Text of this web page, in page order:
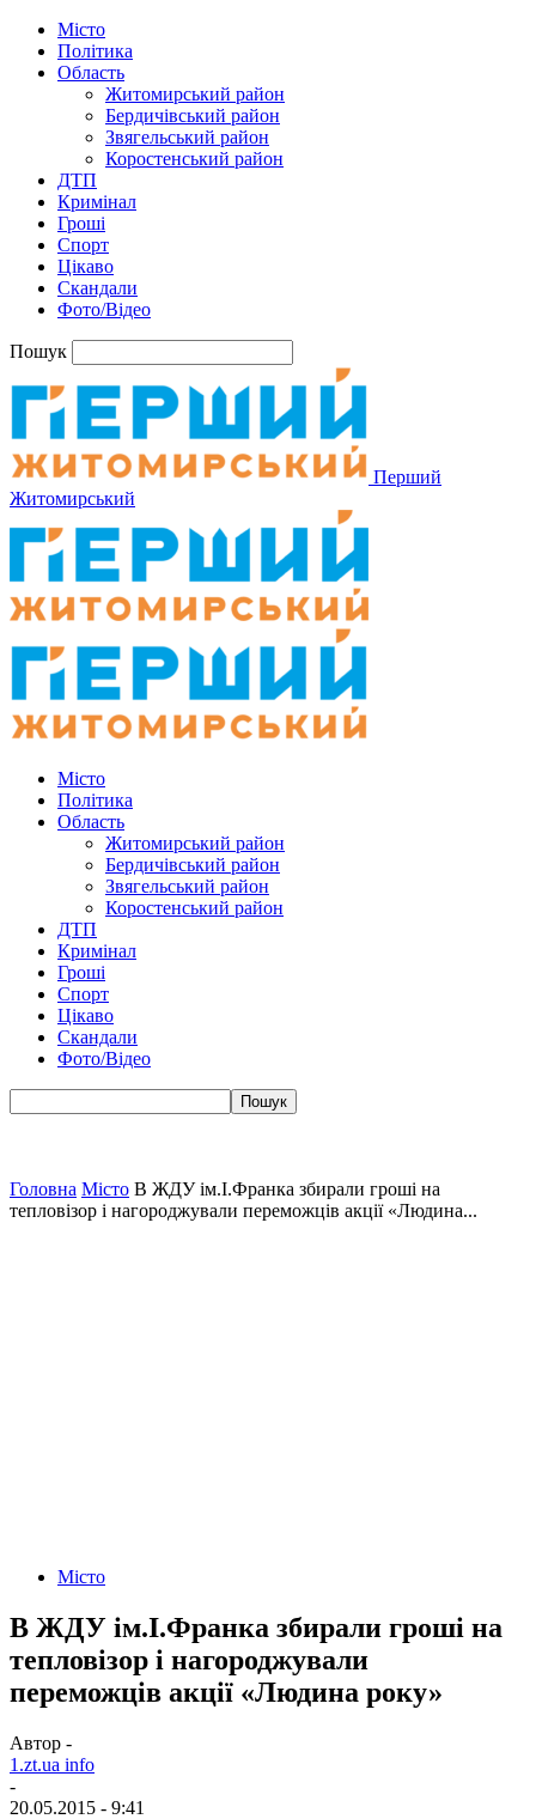
Місто
Політика
Область
Житомирський район
Бердичівський район
Звягельський район
Коростенський район
ДТП
Кримінал
Гроші
Спорт
Цікаво
Скандали
Фото/Відео
Пошук
Перший
Житомирський
Місто
Політика
Область
Житомирський район
Бердичівський район
Звягельський район
Коростенський район
ДТП
Кримінал
Гроші
Спорт
Цікаво
Скандали
Фото/Відео
Головна Місто В ЖДУ ім.І.Франка збирали гроші на
тепловізор і нагороджували переможців акції «Людина...
Місто
В ЖДУ ім.І.Франка збирали гроші на
тепловізор і нагороджували
переможців акції «Людина року»
Автор -
1.zt.ua info
-
20.05.2015 - 9:41